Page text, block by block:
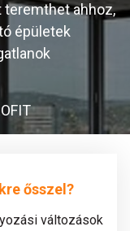
teremthet ahhoz,
épületek
ősszel?
változások